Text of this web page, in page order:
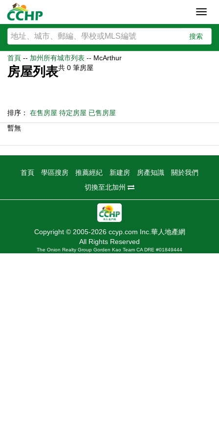
搜索
首頁 -- 加州所有城市列表 -- McArthur
房屋列表共 0 筆房屋
排序： 在售房屋 待定房屋 已售房屋
暫無
首頁 學區搜房 推薦經紀 新建房 房產知識
關於我們
切換至北加州
Copyright © 2005-2026 ccyp.com Inc.華人地產網
All Rights Reserved
The Onion Realty Group Gorden Kao Team CA DRE #01849444